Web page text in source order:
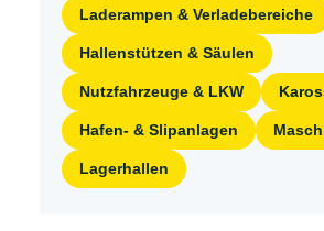
Laderampen & Verladebereiche
Hallenstützen & Säulen
Nutzfahrzeuge & LKW
Hafen- & Slipanlagen
Lagerhallen